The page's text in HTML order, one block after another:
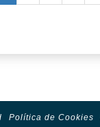
Política de Cookies